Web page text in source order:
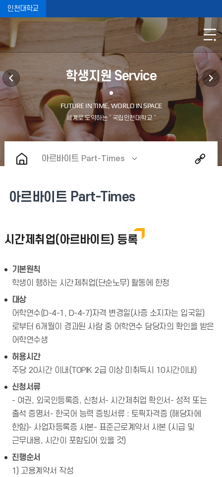
인천대학교
학생지원 Service
아르바이트 Part-Times
아르바이트 Part-Times
시간제취업(아르바이트) 등록
기본원칙
학생이 행하는 시간제취업(단순노무) 활동에 한정
대상
어학연수(D-4-1, D-4-7)자격 변경일(사증 소지자는 입국일)
로부터 6개월이 경과된 사람 중 어학연수 담당자의 확인을 받은
어학연수생
허용시간
주당 20시간 이내(TOPIK 2급 이상 미취득시 10시간이내)
신청서류
- 여권, 외국인등록증, 신청서- 시간제취업 확인서- 성적 또는
출석 증명서- 한국어 능력 증빙서류 : 토픽자격증 (해당자에
한함)- 사업자등록증 사본- 표준근로계약서 사본 (시급 및
근무내용, 시간이 포함되어 있을 것)
진행순서
1) 고용계약서 작성